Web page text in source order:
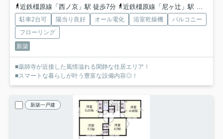
近鉄橿原線「西ノ京」駅 徒歩7分
近鉄橿原線「尼ヶ辻」駅 徒歩20分
駐車2台可 陽当り良好 オール電化 浴室乾燥機
バルコニー
フローリング
新築
■薬師寺が近接した風情溢れる閑静な住居エリア！
■スマートな暮らしが叶う豊富な設備内容◎！
新築一戸建